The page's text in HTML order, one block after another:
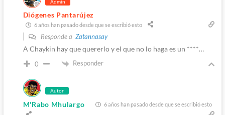
Admin
Diógenes Pantarújez
6 años han pasado desde que se escribió esto
Responde a Zatannasay
A Chaykin hay que quererlo y el que no lo haga es un ****…
0 Responder
Autor
M'Rabo Mhulargo 6 años han pasado desde que se escribió esto